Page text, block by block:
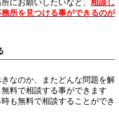
にお願いしたいなど、 相談し
所を見つける事ができるのが
なのか、またどんな問題を解
料で相談する事ができます
も無料で相談することができ